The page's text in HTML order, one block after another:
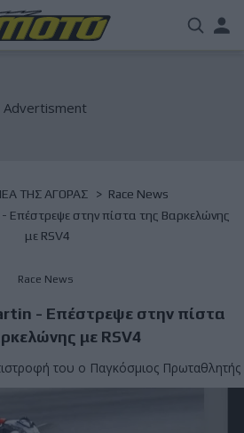
ΤΗΣ ΑΓΟΡΑΣ
Race News
Επέστρεψε στην πίστα της Βαρκελώνης
με RSV4
Race News
- Επέστρεψε στην πίστα
με RSV4
του ο Παγκόσμιος Πρωταθλητής